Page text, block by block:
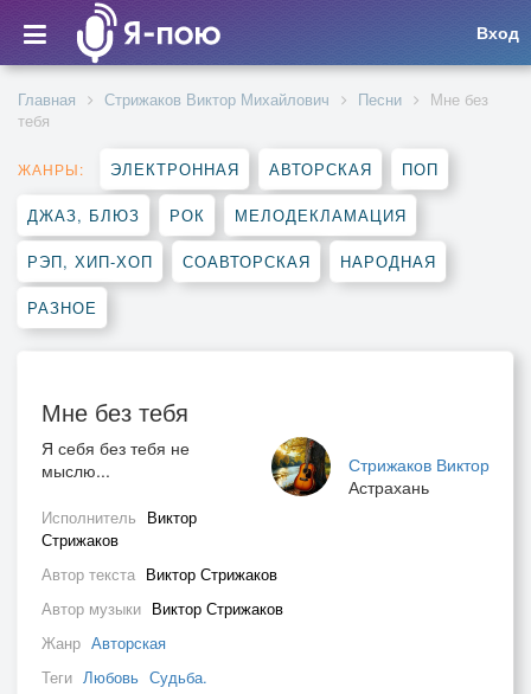
Вход
Главная Стрижаков Виктор Михайлович Песни
Мне без
тебя
ЖАНРЫ: ЭЛЕКТРОННАЯ АВТОРСКАЯ ПОП
ДЖАЗ, БЛЮЗ РОК МЕЛОДЕКЛАМАЦИЯ
РЭП, ХИП-ХОП СОАВТОРСКАЯ НАРОДНАЯ
РАЗНОЕ
Мне без тебя
Стрижаков Виктор
Астрахань
Я себя без тебя не
мыслю...
Исполнитель Виктор
Стрижаков
Автор текста Виктор Стрижаков
Автор музыки Виктор Стрижаков
Жанр Авторская
Теги Любовь Судьба.